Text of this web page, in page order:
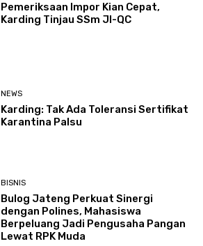
Pemeriksaan Impor Kian Cepat,
Karding Tinjau SSm JI-QC
NEWS
Karding: Tak Ada Toleransi Sertifikat
Karantina Palsu
BISNIS
Bulog Jateng Perkuat Sinergi
dengan Polines, Mahasiswa
Berpeluang Jadi Pengusaha Pangan
Lewat RPK Muda